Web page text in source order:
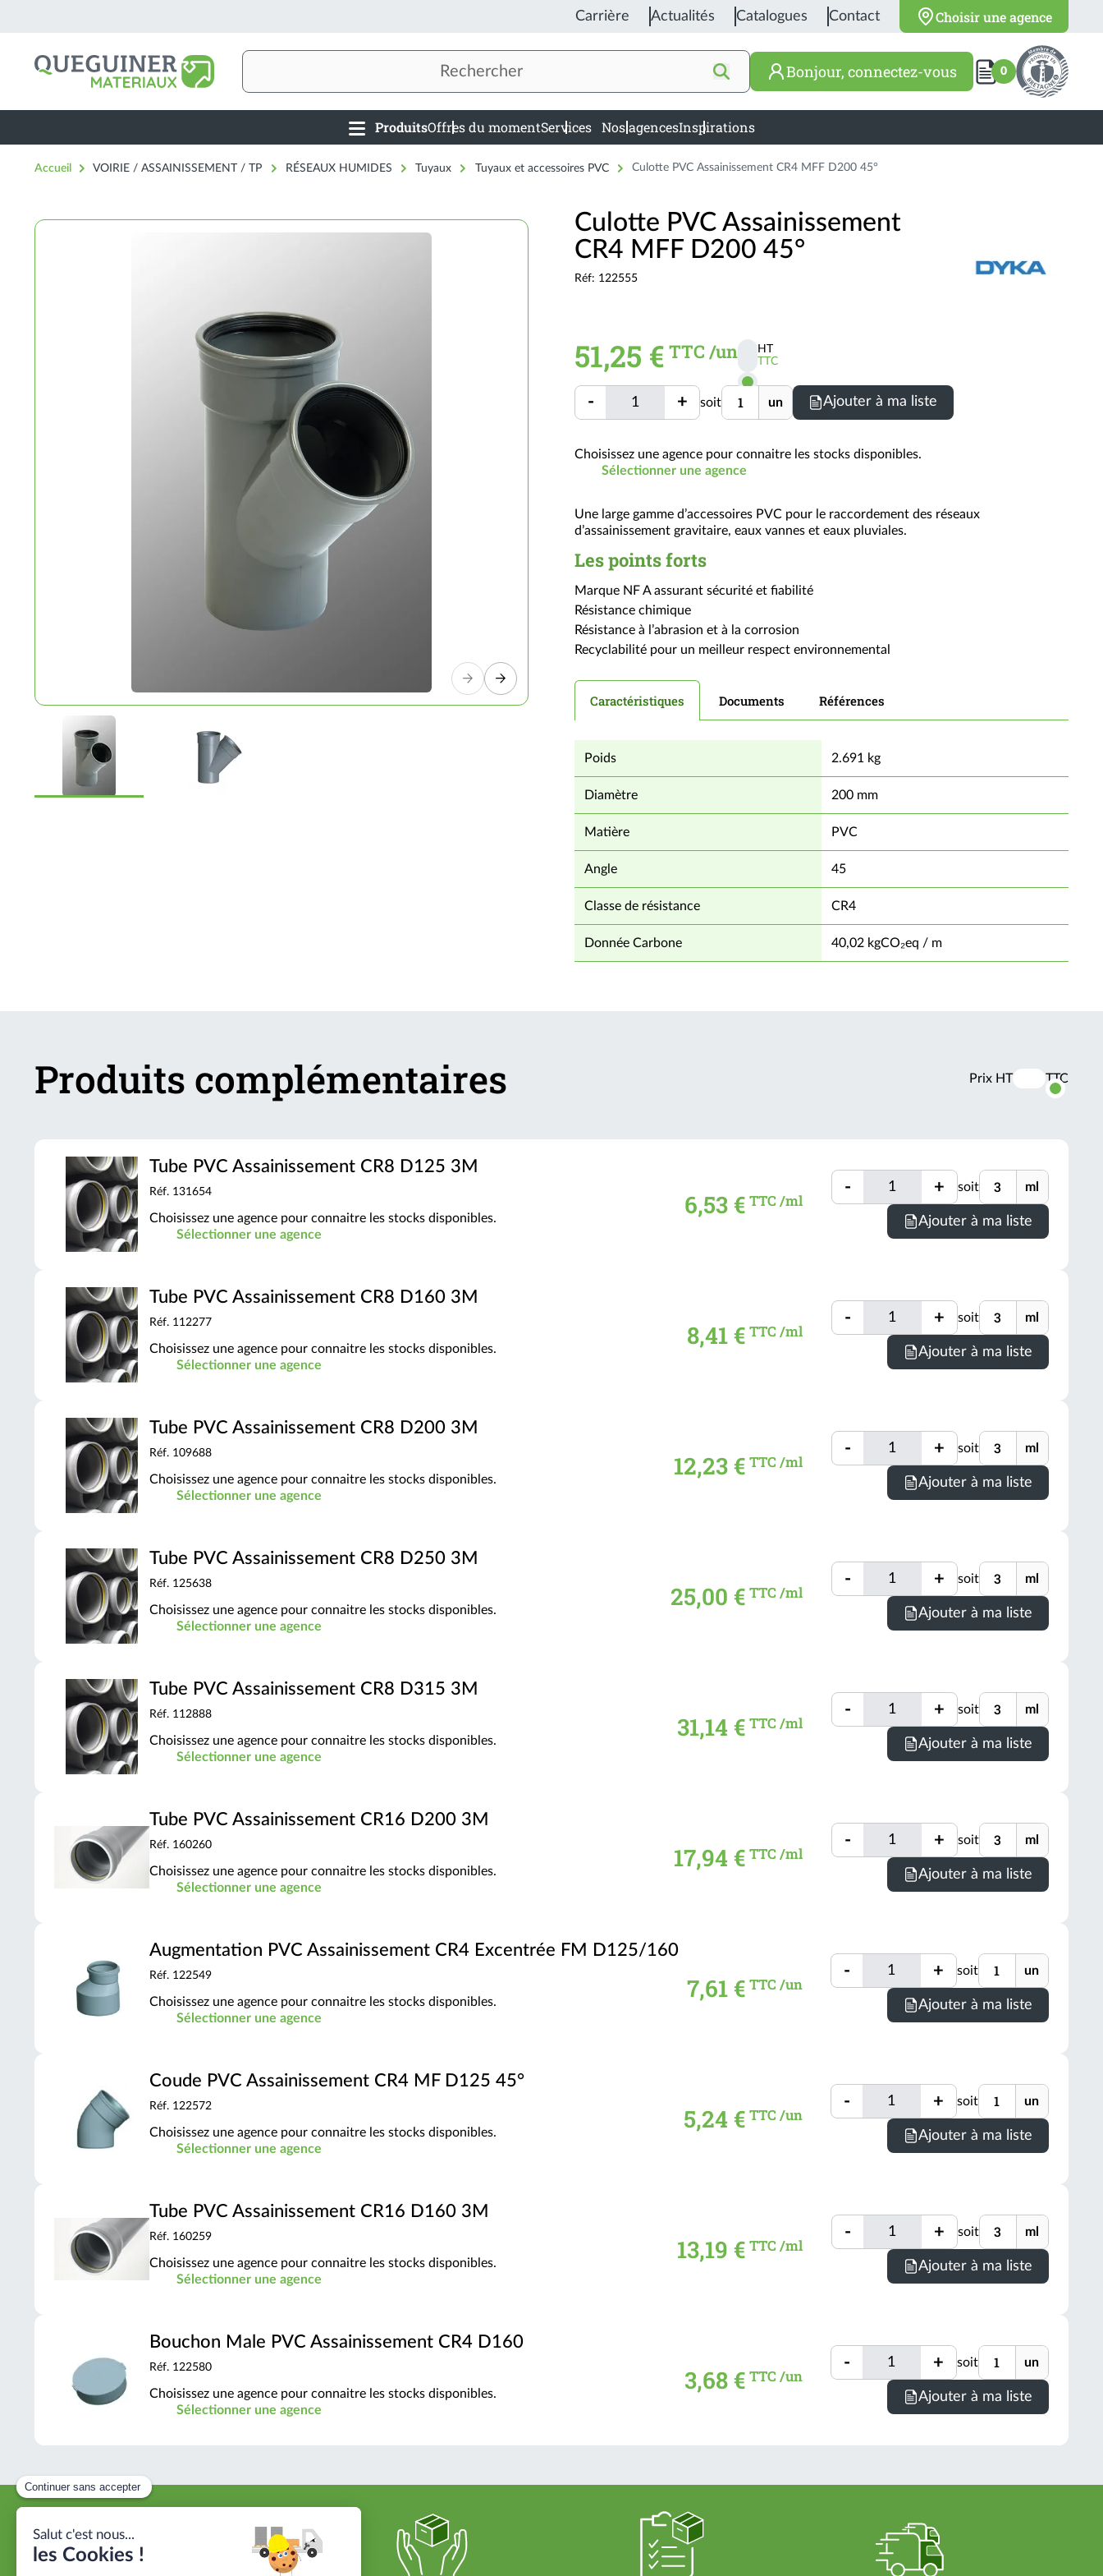
principal
Carrière Actualités Catalogues Contact Choisir une agence
Bonjour, connectez-vous 0
Main
navigation
ProduitsOffres du momentServices Nos agencesInspirations
Accueil VOIRIE / ASSAINISSEMENT / TP RÉSEAUX HUMIDES Tuyaux Tuyaux et accessoires PVC Culotte PVC Assainissement CR4 MFF D200 45°
Culotte PVC Assainissement
CR4 MFF D200 45°
Réf: 122555
51,25 € TTC /un
Activer
les
prix
HT
TTC
Quantité
- Quantité+ soit Unité un Ajouter à ma liste
Choisissez une agence pour connaitre les stocks disponibles.
Sélectionner une agence
Une large gamme d’accessoires PVC pour le raccordement des réseaux
d’assainissement gravitaire, eaux vannes et eaux pluviales.
Les points forts
Marque NF A assurant sécurité et fiabilité
Résistance chimique
Résistance à l’abrasion et à la corrosion
Recyclabilité pour un meilleur respect environnemental
Caractéristiques Documents Références
Poids 2.691 kg
Diamètre 200 mm
Matière PVC
Angle 45
Classe de résistance CR4
Donnée Carbone 40,02 kgCO₂eq / m
Produits complémentaires
Prix HT
TTC
Tube PVC Assainissement CR8 D125 3M
Réf. 131654
Choisissez une agence pour connaitre les stocks disponibles.
Sélectionner une agence
6,53 € TTC /ml Quantité
- Quantité+ soit Unité ml
Ajouter à ma liste
Minimum
de
(voir
Tube PVC Assainissement CR8 D160 3M
Réf. 112277
Choisissez une agence pour connaitre les stocks disponibles.
Sélectionner une agence
8,41 € TTC /ml Quantité
- Quantité+ soit Unité ml
Ajouter à ma liste
Minimum
de
(voir
Tube PVC Assainissement CR8 D200 3M
Réf. 109688
Choisissez une agence pour connaitre les stocks disponibles.
Sélectionner une agence
12,23 € TTC /ml Quantité
- Quantité+ soit Unité ml
Ajouter à ma liste
Minimum
de
(voir
Tube PVC Assainissement CR8 D250 3M
Réf. 125638
Choisissez une agence pour connaitre les stocks disponibles.
Sélectionner une agence
25,00 € TTC /ml Quantité
- Quantité+ soit Unité ml
Ajouter à ma liste
Minimum
de
(voir
Tube PVC Assainissement CR8 D315 3M
Réf. 112888
Choisissez une agence pour connaitre les stocks disponibles.
Sélectionner une agence
31,14 € TTC /ml Quantité
- Quantité+ soit Unité ml
Ajouter à ma liste
Minimum
de
(voir
Tube PVC Assainissement CR16 D200 3M
Réf. 160260
Choisissez une agence pour connaitre les stocks disponibles.
Sélectionner une agence
17,94 € TTC /ml Quantité
- Quantité+ soit Unité ml
Ajouter à ma liste
Minimum
de
(voir
Augmentation PVC Assainissement CR4 Excentrée FM D125/160
Réf. 122549
Choisissez une agence pour connaitre les stocks disponibles.
Sélectionner une agence
7,61 € TTC /un Quantité
- Quantité+ soit Unité un
Ajouter à ma liste
Coude PVC Assainissement CR4 MF D125 45°
Réf. 122572
Choisissez une agence pour connaitre les stocks disponibles.
Sélectionner une agence
5,24 € TTC /un Quantité
- Quantité+ soit Unité un
Ajouter à ma liste
Tube PVC Assainissement CR16 D160 3M
Réf. 160259
Choisissez une agence pour connaitre les stocks disponibles.
Sélectionner une agence
13,19 € TTC /ml Quantité
- Quantité+ soit Unité ml
Ajouter à ma liste
Minimum
de
(voir
Bouchon Male PVC Assainissement CR4 D160
Réf. 122580
Choisissez une agence pour connaitre les stocks disponibles.
Sélectionner une agence
3,68 € TTC /un Quantité
- Quantité+ soit Unité un
Ajouter à ma liste